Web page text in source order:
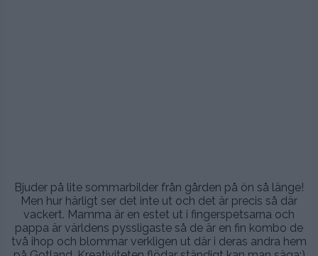
Bjuder på lite sommarbilder från gården på ön så länge!
Men hur härligt ser det inte ut och det är precis så där
vackert. Mamma är en estet ut i fingerspetsarna och
pappa är världens pyssligaste så de är en fin kombo de
två ihop och blommar verkligen ut där i deras andra hem